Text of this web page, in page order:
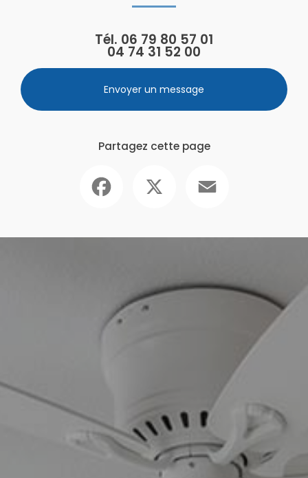
Tél. 06 79 80 57 01
04 74 31 52 00
Envoyer un message
Partagez cette page